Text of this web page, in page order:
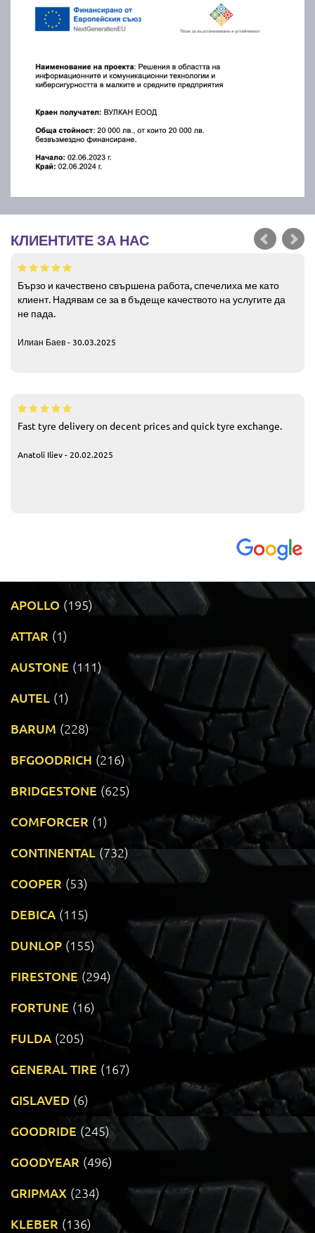
КЛИЕНТИТЕ ЗА НАС
Бързо и качествено свършена работа, спечелиха ме като
клиент. Надявам се за в бъдеще качеството на услугите да
не пада.
Илиан Баев - 30.03.2025
Fast tyre delivery on decent prices and quick tyre exchange.
Anatoli Iliev - 20.02.2025
APOLLO (195)
ATTAR (1)
AUSTONE (111)
AUTEL (1)
BARUM (228)
BFGOODRICH (216)
BRIDGESTONE (625)
COMFORCER (1)
CONTINENTAL (732)
COOPER (53)
DEBICA (115)
DUNLOP (155)
FIRESTONE (294)
FORTUNE (16)
FULDA (205)
GENERAL TIRE (167)
GISLAVED (6)
GOODRIDE (245)
GOODYEAR (496)
GRIPMAX (234)
KLEBER (136)